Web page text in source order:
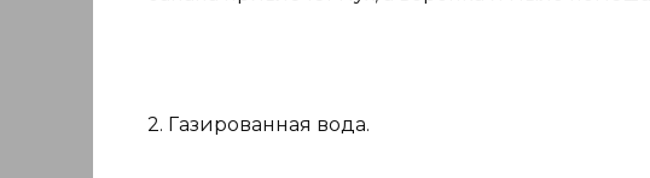
2. Газированная вода.